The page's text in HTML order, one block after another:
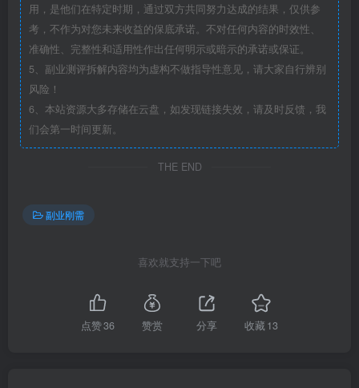
用，是他们在特定时期，通过双方共同努力达成的结果，仅供参
考，不作为对您未来收益的保底承诺。不对任何内容的时效性、
准确性、完整性和适用性作出任何明示或暗示的承诺或保证。
5、副业测评拆解内容均为虚构不做指导性意见，请大家自行辨别
风险！
6、本站资源大多存储在云盘，如发现链接失效，请及时反馈，我
们会第一时间更新。
THE END
副业刚需
喜欢就支持一下吧
点赞36 赞赏 分享 收藏13